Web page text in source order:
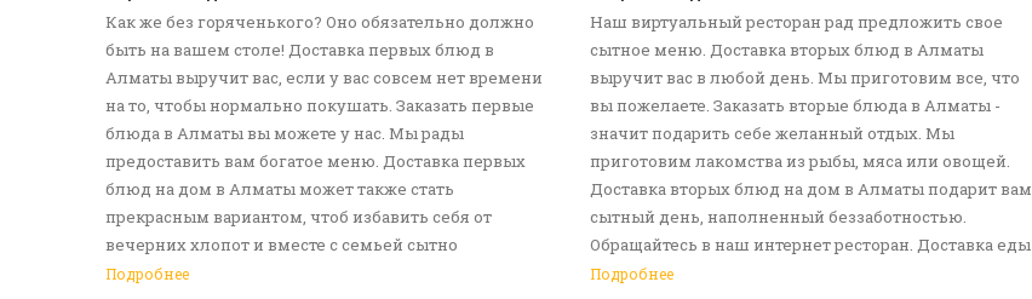
Как же без горяченького? Оно обязательно должно
быть на вашем столе! Доставка первых блюд в
Алматы выручит вас, если у вас совсем нет времени
на то, чтобы нормально покушать. Заказать первые
блюда в Алматы вы можете у нас. Мы рады
предоставить вам богатое меню. Доставка первых
блюд на дом в Алматы может также стать
прекрасным вариантом, чтоб избавить себя от
вечерних хлопот и вместе с семьей сытно
поужинать. Доставка еды в Алматы - идеальное
Подробнее
Наш виртуальный ресторан рад предложить свое
сытное меню. Доставка вторых блюд в Алматы
выручит вас в любой день. Мы приготовим все, что
вы пожелаете. Заказать вторые блюда в Алматы -
значит подарить себе желанный отдых. Мы
приготовим лакомства из рыбы, мяса или овощей.
Доставка вторых блюд на дом в Алматы подарит вам
сытный день, наполненный беззаботностью.
Обращайтесь в наш интернет ресторан. Доставка еды
в Алматы - ваш идеальный выбор!
Подробнее